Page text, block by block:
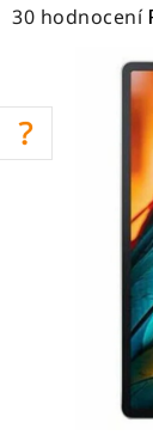
Průměrné
je
3,5
30 hodnocení